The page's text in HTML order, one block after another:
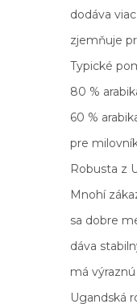
dodáva
zjemňuje
Typické
80 %
60 %
pre
Robusta z
Mnohí
sa dobre
dáva
má
Ugandská